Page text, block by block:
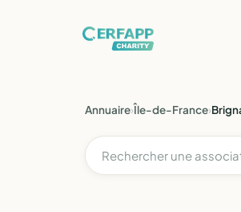
Annuaire›Île-de-France›